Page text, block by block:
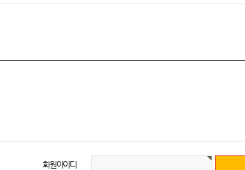
회원아이디